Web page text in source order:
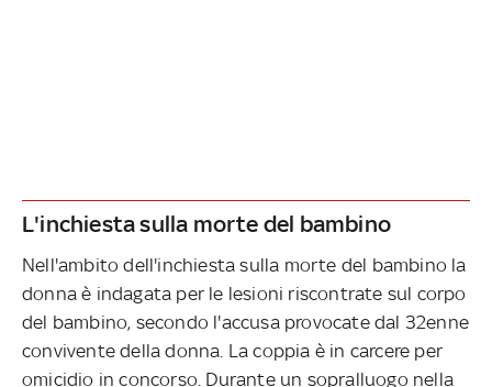
L'inchiesta sulla morte del bambino
Nell'ambito dell'inchiesta sulla morte del bambino la
donna è indagata per le lesioni riscontrate sul corpo
del bambino, secondo l'accusa provocate dal 32enne
convivente della donna. La coppia è in carcere per
omicidio in concorso. Durante un sopralluogo nella